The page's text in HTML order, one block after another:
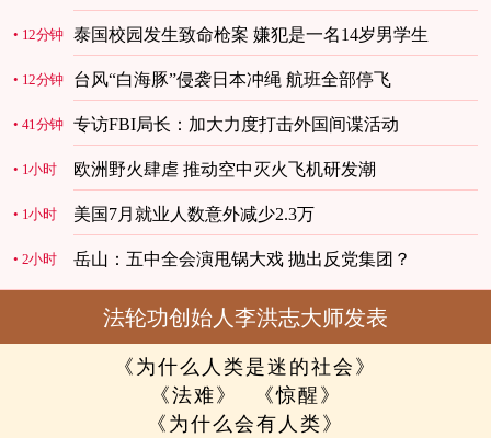
12分钟 泰国校园发生致命枪案 嫌犯是一名14岁男学生
12分钟 台风“白海豚”侵袭日本冲绳 航班全部停飞
41分钟 专访FBI局长：加大力度打击外国间谍活动
1小时 欧洲野火肆虐 推动空中灭火飞机研发潮
1小时 美国7月就业人数意外减少2.3万
2小时 岳山：五中全会演甩锅大戏 抛出反党集团？
法轮功创始人李洪志大师发表
《为什么人类是迷的社会》
《法难》
《惊醒》
《为什么会有人类》